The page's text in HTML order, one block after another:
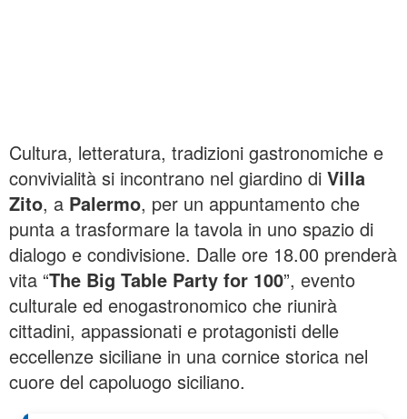
Cultura, letteratura, tradizioni gastronomiche e
convivialità si incontrano nel giardino di Villa
Zito, a Palermo, per un appuntamento che
punta a trasformare la tavola in uno spazio di
dialogo e condivisione. Dalle ore 18.00 prenderà
vita “The Big Table Party for 100”, evento
culturale ed enogastronomico che riunirà
cittadini, appassionati e protagonisti delle
eccellenze siciliane in una cornice storica nel
cuore del capoluogo siciliano.